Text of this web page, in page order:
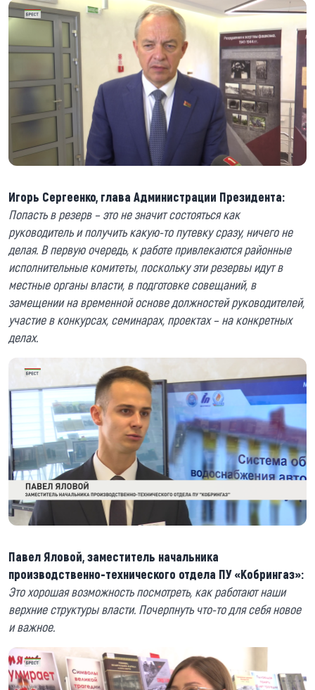
Игорь Сергеенко, глава Администрации Президента:
Попасть в резерв – это не значит состояться как
руководитель и получить какую-то путевку сразу, ничего не
делая. В первую очередь, к работе привлекаются районные
исполнительные комитеты, поскольку эти резервы идут в
местные органы власти, в подготовке совещаний, в
замещении на временной основе должностей руководителей,
участие в конкурсах, семинарах, проектах – на конкретных
делах.
Павел Яловой, заместитель начальника
производственно-технического отдела ПУ «Кобрингаз»:
Это хорошая возможность посмотреть, как работают наши
верхние структуры власти. Почерпнуть что-то для себя новое
и важное.